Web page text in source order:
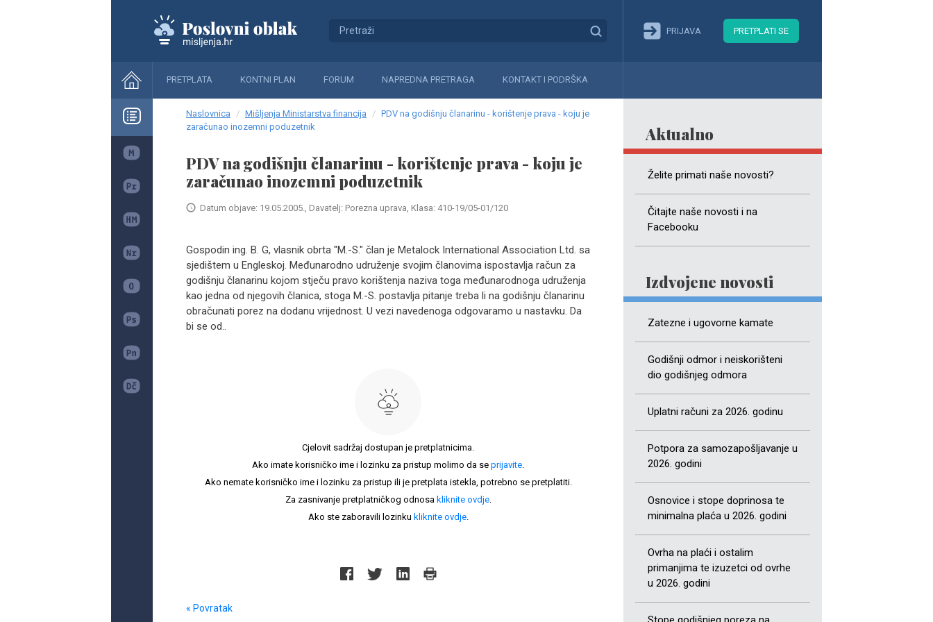
PRIJAVA PRETPLATI SE
PRETPLATA KONTNI PLAN FORUM NAPREDNA PRETRAGA KONTAKT I PODRŠKA
Aktualno
Želite primati naše novosti?
Čitajte naše novosti i na
Facebooku
Izdvojene novosti
Zatezne i ugovorne kamate
Godišnji odmor i neiskorišteni
dio godišnjeg odmora
Uplatni računi za 2026. godinu
Potpora za samozapošljavanje u
2026. godini
Osnovice i stope doprinosa te
minimalna plaća u 2026. godini
Ovrha na plaći i ostalim
primanjima te izuzetci od ovrhe
u 2026. godini
Naslovnica Mišljenja Ministarstva financija
PDV na godišnju članarinu - korištenje prava - koju je
zaračunao inozemni poduzetnik
PDV na godišnju članarinu - korištenje prava - koju je
zaračunao inozemni poduzetnik
Datum objave: 19.05.2005., Davatelj: Porezna uprava, Klasa: 410-19/05-01/120
Gospodin ing. B. G, vlasnik obrta "M.-S." član je Metalock International Association Ltd. sa
sjedištem u Engleskoj. Međunarodno udruženje svojim članovima ispostavlja račun za
godišnju članarinu kojom stječu pravo korištenja naziva toga međunarodnoga udruženja
kao jedna od njegovih članica, stoga M.-S. postavlja pitanje treba li na godišnju članarinu
obračunati porez na dodanu vrijednost. U vezi navedenoga odgovaramo u nastavku. Da
bi se od..
Cjelovit sadržaj dostupan je pretplatnicima.
Ako imate korisničko ime i lozinku za pristup molimo da se prijavite.
Ako nemate korisničko ime i lozinku za pristup ili je pretplata istekla, potrebno se pretplatiti.
Za zasnivanje pretplatničkog odnosa kliknite ovdje.
Ako ste zaboravili lozinku kliknite ovdje.
« Povratak